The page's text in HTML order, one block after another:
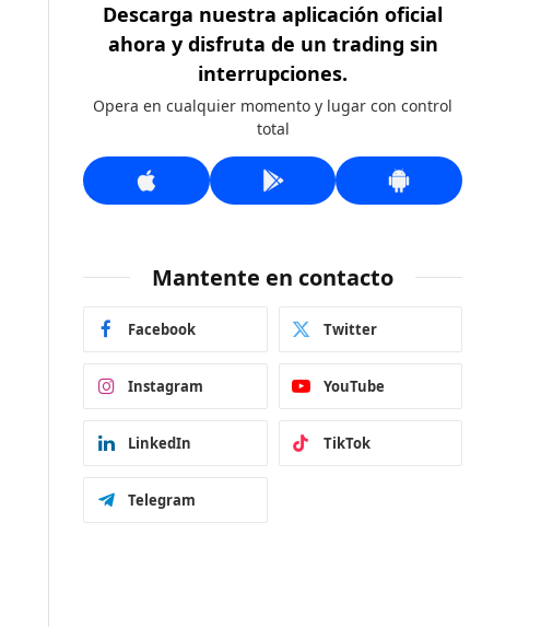
Descarga nuestra aplicación oficial
ahora y disfruta de un trading sin
interrupciones.
Opera en cualquier momento y lugar con control
total
Mantente en contacto
Facebook Twitter
Instagram YouTube
LinkedIn TikTok
Telegram